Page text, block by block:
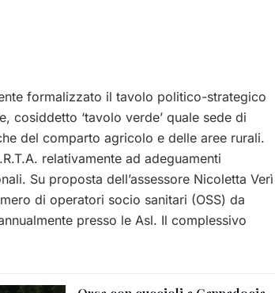
formalizzato il tavolo politico-strategico
cosiddetto ‘tavolo verde’ quale sede di
del comparto agricolo e delle aree rurali.
relativamente ad adeguamenti
Su proposta dell’assessore Nicoletta Verì
di operatori socio sanitari (OSS) da
presso le Asl. Il complessivo